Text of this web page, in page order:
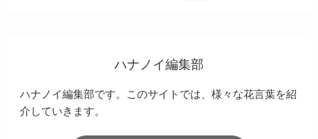
ハナノイ編集部
ハナノイ編集部です。このサイトでは、様々な花言葉を紹
介していきます。